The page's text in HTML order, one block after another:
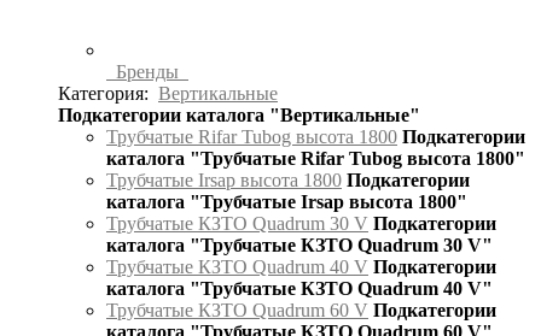
Бренды
Категория: Вертикальные
Подкатегории каталога "Вертикальные"
Трубчатые Rifar Tubog высота 1800 Подкатегории
каталога "Трубчатые Rifar Tubog высота 1800"
Трубчатые Irsap высота 1800 Подкатегории
каталога "Трубчатые Irsap высота 1800"
Трубчатые КЗТО Quadrum 30 V Подкатегории
каталога "Трубчатые КЗТО Quadrum 30 V"
Трубчатые КЗТО Quadrum 40 V Подкатегории
каталога "Трубчатые КЗТО Quadrum 40 V"
Трубчатые КЗТО Quadrum 60 V Подкатегории
каталога "Трубчатые КЗТО Quadrum 60 V"